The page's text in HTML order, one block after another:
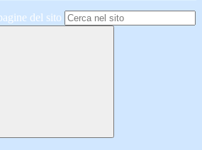
del sito